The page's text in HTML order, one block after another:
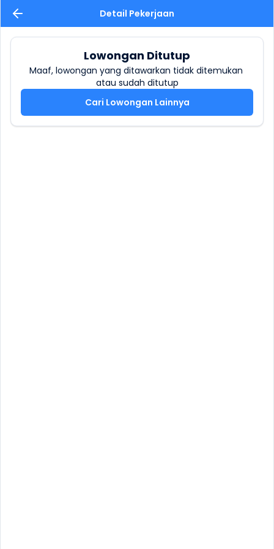
Detail Pekerjaan
Lowongan Ditutup
Maaf, lowongan yang ditawarkan tidak ditemukan
atau sudah ditutup
Cari Lowongan Lainnya